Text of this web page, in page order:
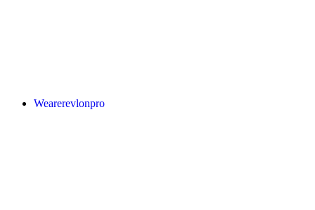
Wearerevlonpro